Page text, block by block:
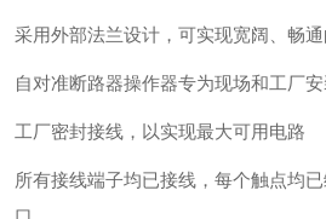
采用外部法兰设计，可实现宽阔、畅
自对准断路器操作器专为现场和工厂
工厂密封接线，以实现最大可用电路
所有接线端子均已接线，每个触点均